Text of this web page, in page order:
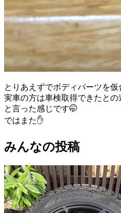
とりあえずでボディパーツを
実車の方は車検取得できたと
と言った感じです🤭
ではまた✋
みんなの投稿